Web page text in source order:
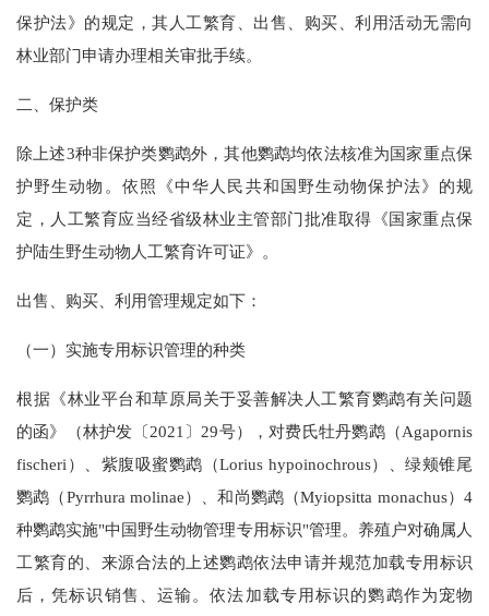
保护法》的规定，其人工繁育、出售、购买、利用活动无需向
林业部门申请办理相关审批手续。
二、保护类
除上述3种非保护类鹦鹉外，其他鹦鹉均依法核准为国家重点保
护野生动物。依照《中华人民共和国野生动物保护法》的规
定，人工繁育应当经省级林业主管部门批准取得《国家重点保
护陆生野生动物人工繁育许可证》。
出售、购买、利用管理规定如下：
（一）实施专用标识管理的种类
根据《林业平台和草原局关于妥善解决人工繁育鹦鹉有关问题
的函》（林护发〔2021〕29号），对费氏牡丹鹦鹉（Agapornis
fischeri ）、紫腹吸蜜鹦鹉（Lorius hypoinochrous）、绿颊锥尾
鹦鹉（Pyrrhura molinae）、和尚鹦鹉（Myiopsitta monachus）4
种鹦鹉实施"中国野生动物管理专用标识"管理。养殖户对确属人
工繁育的、来源合法的上述鹦鹉依法申请并规范加载专用标识
后，凭标识销售、运输。依法加载专用标识的鹦鹉作为宠物